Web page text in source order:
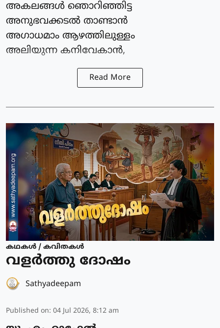
അകലങ്ങൾ ഞൊറിഞ്ഞിട്ട
അനുഭവക്കടൽ താണ്ടാൻ
അഗാധമാം ആഴത്തിലുള്ളം
അലിയുന്ന കനിവേകാൻ,
Read More
കഥകള്‍ / കവിതകള്‍
വളർത്തു ദോഷം
Sathyadeepam
Published on: 04 Jul 2026, 8:12 am